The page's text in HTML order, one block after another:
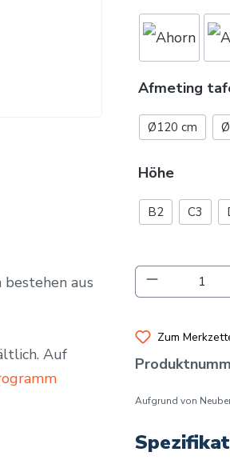
aus
Auf
Afmeting
Ø120 cm
Höhe
B2 C3
Produkt
Zum
Aufgrund von